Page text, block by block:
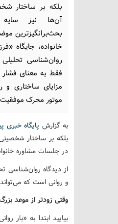
بلکه بر ساختار
آن‌ها نیز
بحث‌برانگیزترین
خانواده، جایگاه
روان‌شناسی
فقط به معنای
مزایای ساختاری
موتور محرک
به گزارش پایگاه خبری
بلکه بر ساختار
در جلسات مشاوره
از دیدگاه روان‌شناسی
و روانی است که
وقتی زودتر از موعد
بیایید ابتدا به «بار